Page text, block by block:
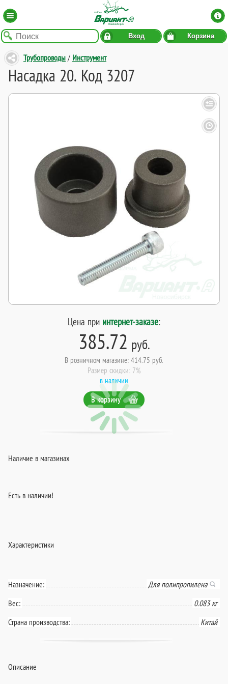
Вход Корзина
Трубопроводы / Инструмент
Насадка 20. Код 3207
Цена при интернет-заказе:
385.72 руб.
В розничном магазине: 414.75 руб.
Размер скидки: 7%
в наличии
В корзину
Наличие в магазинах
Есть в наличии!
Характеристики
Назначение:
Для полипропилена
Вес:
0.083 кг
Страна производства:
Китай
Описание